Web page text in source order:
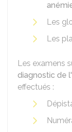
Les
Les
Les examens
diagnostic de
effectués :